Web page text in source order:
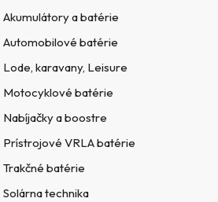
Akumulátory a batérie
Automobilové batérie
Lode, karavany, Leisure
Motocyklové batérie
Nabíjačky a boostre
Prístrojové VRLA batérie
Trakčné batérie
Solárna technika